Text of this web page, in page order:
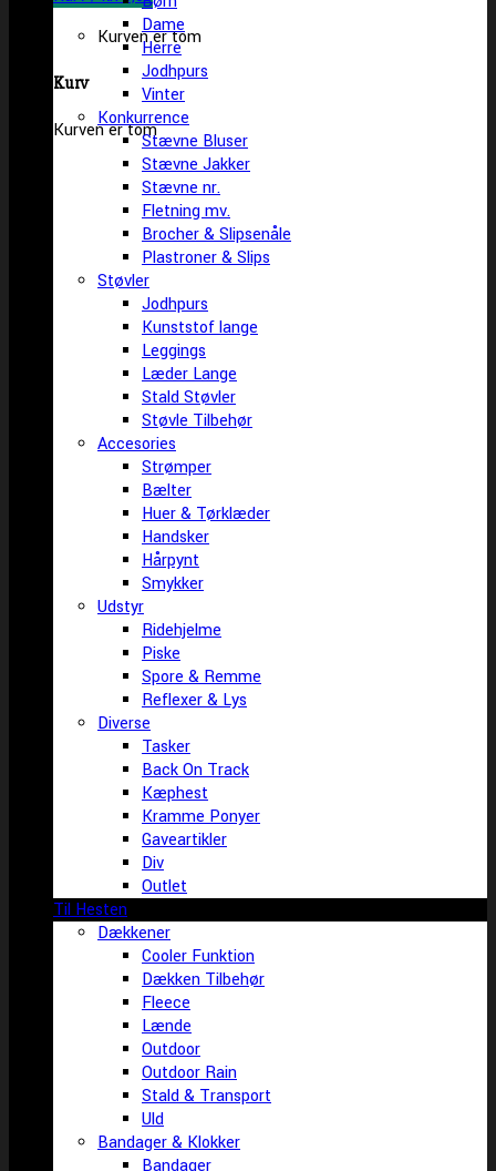
Kurven er tom
Kurv
Kurven er tom
Dame
Herre
Jodhpurs
Vinter
Konkurrence
Stævne Bluser
Stævne Jakker
Stævne nr.
Fletning mv.
Brocher & Slipsenåle
Plastroner & Slips
Støvler
Jodhpurs
Kunststof lange
Leggings
Læder Lange
Stald Støvler
Støvle Tilbehør
Accesories
Strømper
Bælter
Huer & Tørklæder
Handsker
Hårpynt
Smykker
Udstyr
Ridehjelme
Piske
Spore & Remme
Reflexer & Lys
Diverse
Tasker
Back On Track
Kæphest
Kramme Ponyer
Gaveartikler
Div
Outlet
Til Hesten
Dækkener
Cooler Funktion
Dækken Tilbehør
Fleece
Lænde
Outdoor
Outdoor Rain
Stald & Transport
Uld
Bandager & Klokker
Bandager